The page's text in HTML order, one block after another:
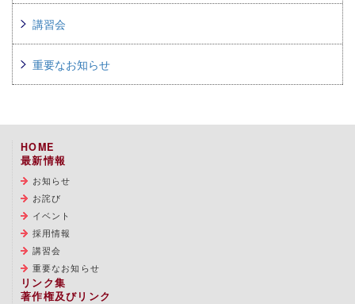
講習会
重要なお知らせ
HOME
最新情報
お知らせ
お詫び
イベント
採用情報
講習会
重要なお知らせ
リンク集
著作権及びリンク